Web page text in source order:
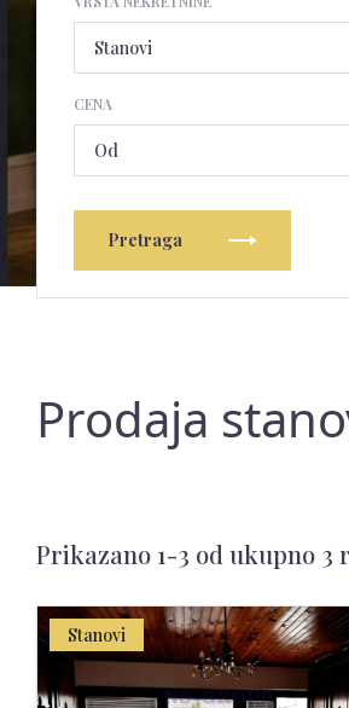
CENA
Pretraga
Prodaja
Prikazano 1-3 od ukupno 3
Stanovi